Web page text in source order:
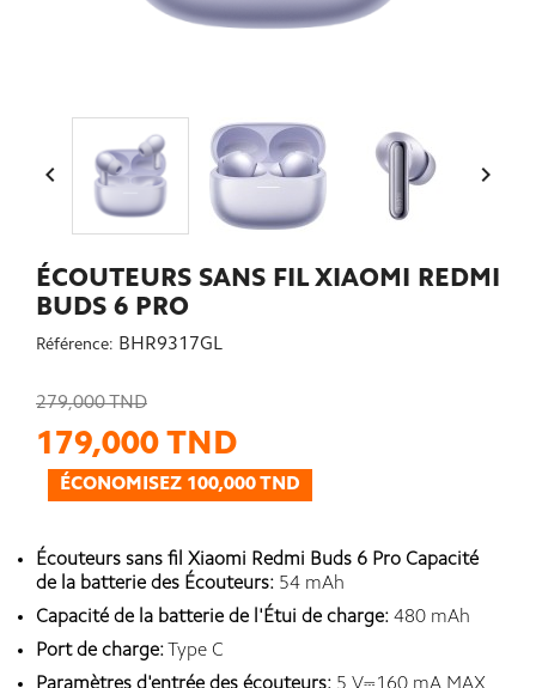
 
ÉCOUTEURS SANS FIL XIAOMI REDMI
BUDS 6 PRO
Référence: BHR9317GL
279,000 TND
179,000 TND
ÉCONOMISEZ 100,000 TND
Écouteurs sans fil Xiaomi Redmi Buds 6 Pro Capacité
de la batterie des Écouteurs: 54 mAh
Capacité de la batterie de l'Étui de charge: 480 mAh
Port de charge: Type C